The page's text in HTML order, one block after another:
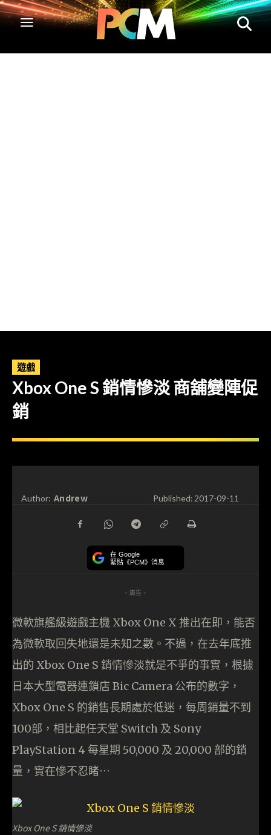
遊戲
Xbox One S 銷情慘淡 商舖變陣促
銷
Author: Andrew Published:2017-09-11
在 Google
緊貼《PCM》消息
- 廣告 -
微軟旗艦級遊戲主機 Xbox One X 推出在即，能否
為微軟取回失地還是未知之數。不過，在去年底推
出的 Xbox One S 銷情慘淡就是不爭的事實，根據
日本大型電器連鎖店 Bic Camera 公布的數字，
Xbox One S 的銷售長期處於低迷，每周銷量不到
100部，相比起任天堂 Switch 及 Sony
PlayStation 4 每星期 50,000 及 20,000 部的銷
量，實在慘不忍睹⋯
Xbox One S 銷情慘淡